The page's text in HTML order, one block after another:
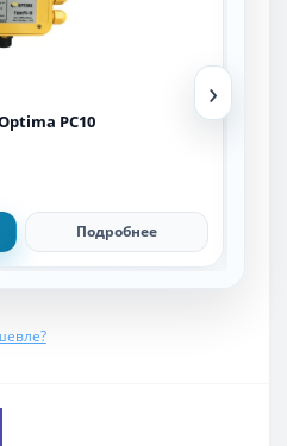
PC10
Подробнее
›